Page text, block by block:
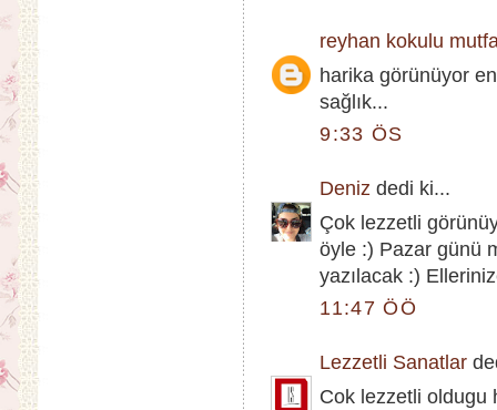
reyhan kokulu
harika görünüyor
sağlık...
9:33 ÖS
Deniz dedi ki...
Çok lezzetli
öyle :) Pazar günü
yazılacak :)
11:47 ÖÖ
Lezzetli Sanatlar
Cok lezzetli oldugu